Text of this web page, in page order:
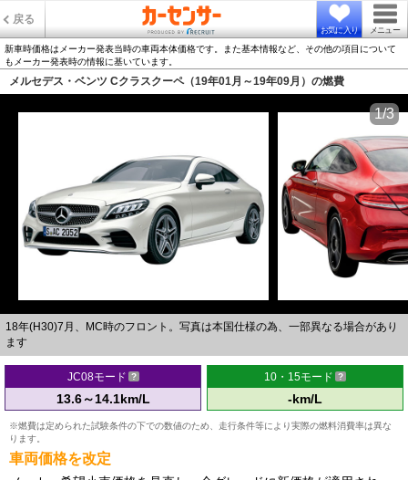
戻る
お気に入り メニュー
新車時価格はメーカー発表当時の車両本体価格です。また基本情報など、その他の項目について
もメーカー発表時の情報に基いています。
メルセデス・ベンツ Cクラスクーペ（19年01月～19年09月）の燃費
18年(H30)7月、MC時のフロント。写真は本国仕様の為、一部異なる場合があり
ます
1/3
JC08モード
13.6～14.1km/L
10・15モード
-km/L
※燃費は定められた試験条件の下での数値のため、走行条件等により実際の燃料消費率は異な
ります。
車両価格を改定